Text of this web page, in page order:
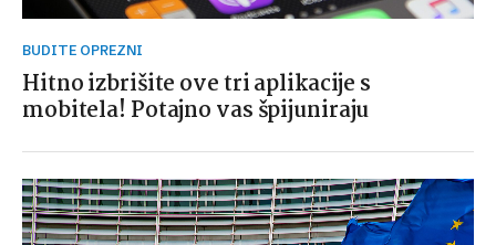
BUDITE OPREZNI
Hitno izbrišite ove tri aplikacije s
mobitela! Potajno vas špijuniraju